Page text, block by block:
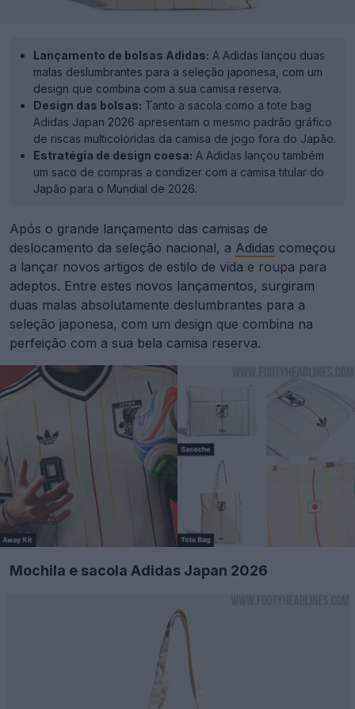
Lançamento de bolsas Adidas: A Adidas lançou duas
malas deslumbrantes para a seleção japonesa, com um
design que combina com a sua camisa reserva.
Design das bolsas: Tanto a sacola como a tote bag
Adidas Japan 2026 apresentam o mesmo padrão gráfico
de riscas multicoloridas da camisa de jogo fora do Japão.
Estratégia de design coesa: A Adidas lançou também
um saco de compras a condizer com a camisa titular do
Japão para o Mundial de 2026.
Após o grande lançamento das camisas de
deslocamento da seleção nacional, a Adidas começou
a lançar novos artigos de estilo de vida e roupa para
adeptos. Entre estes novos lançamentos, surgiram
duas malas absolutamente deslumbrantes para a
seleção japonesa, com um design que combina na
perfeição com a sua bela camisa reserva.
Mochila e sacola Adidas Japan 2026